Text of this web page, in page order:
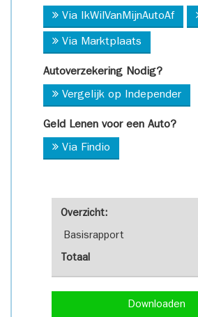
Overzicht:
Basisrapport
Totaal
Downloaden
Via IkWilVanMijnAutoAf
Via Marktplaats
Autoverzekering Nodig?
Vergelijk op Independer
Geld Lenen voor een Auto?
Via Findio